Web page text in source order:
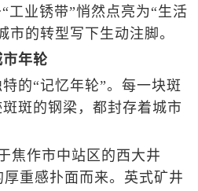
工业锈带”悄然点亮为“生活
市的转型写下生动注脚。
年轮
“记忆年轮”。每一块斑
斑的钢梁，都封存着城市
作市中站区的西大井
重感扑面而来。英式矿井